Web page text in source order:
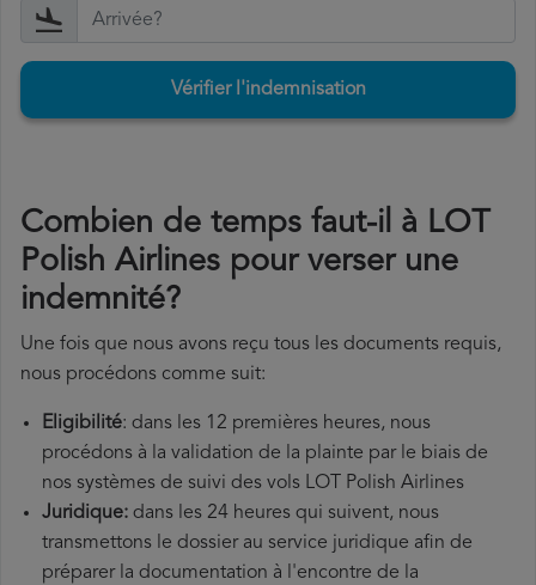
Vérifier l'indemnisation
Combien de temps faut-il à LOT
Polish Airlines pour verser une
indemnité?
Une fois que nous avons reçu tous les documents requis,
nous procédons comme suit:
Eligibilité: dans les 12 premières heures, nous
procédons à la validation de la plainte par le biais de
nos systèmes de suivi des vols LOT Polish Airlines
Juridique: dans les 24 heures qui suivent, nous
transmettons le dossier au service juridique afin de
préparer la documentation à l'encontre de la